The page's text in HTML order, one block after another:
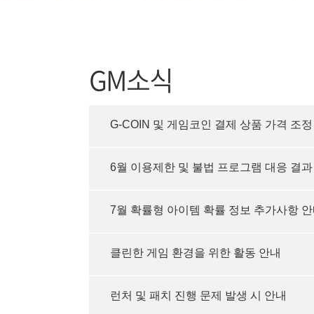
GM소식
G-COIN 및 게임코인 결제 상품 가격 조정
6월 이용제한 및 불법 프로그램 대응 결과
7월 확률형 아이템 확률 정보 추가사항 안
클린한 게임 환경을 위한 활동 안내
런처 및 패치 진행 문제 발생 시 안내